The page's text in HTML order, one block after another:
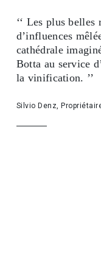
‘‘ Les plus belles
d’influences
cathédrale
Botta au service
la vinification. ’’
Silvio Denz,